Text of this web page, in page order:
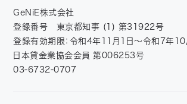
GeNiE株式会社
登録番号 東京都知事 (1) 第31922号
登録有効期限：令和4年11月1日～令和7年10
日本貸金業協会会員 第006253号
03-6732-0707